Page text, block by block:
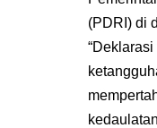
(PDRI) di